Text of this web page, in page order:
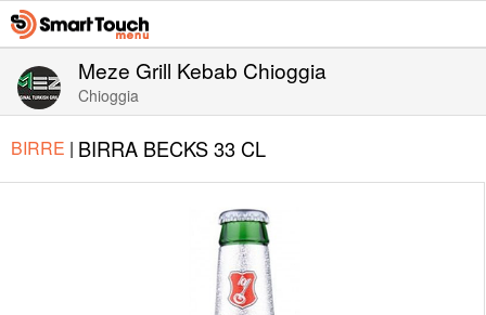
Meze Grill Kebab Chioggia
Chioggia
BIRRE | BIRRA BECKS 33 CL